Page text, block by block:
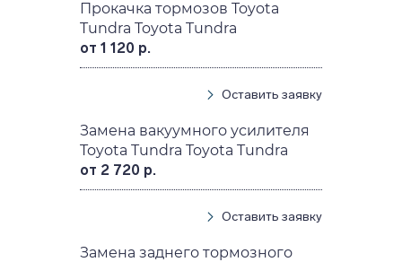
Прокачка тормозов Toyota
Tundra Toyota Tundra
от 1 120 р.
Оставить заявку
Замена вакуумного усилителя
Toyota Tundra Toyota Tundra
от 2 720 р.
Оставить заявку
Замена заднего тормозного